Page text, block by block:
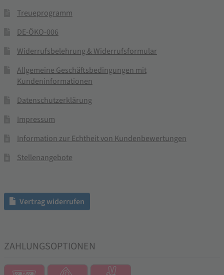
Treueprogramm
DE-ÖKO-006
Widerrufsbelehrung & Widerrufsformular
Allgemeine Geschäftsbedingungen mit
Kundeninformationen
Datenschutzerklärung
Impressum
Information zur Echtheit von Kundenbewertungen
Stellenangebote
Vertrag widerrufen
ZAHLUNGSOPTIONEN